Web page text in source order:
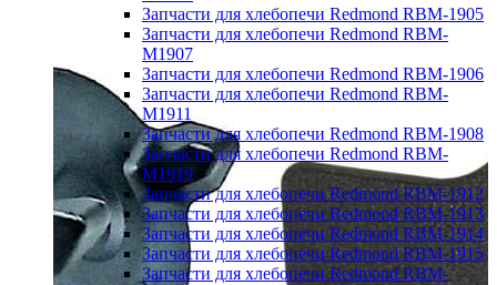
Запчасти для хлебопечи Redmond RBM-1905
Запчасти для хлебопечи Redmond RBM-
M1907
Запчасти для хлебопечи Redmond RBM-1906
Запчасти для хлебопечи Redmond RBM-
M1911
Запчасти для хлебопечи Redmond RBM-1908
Запчасти для хлебопечи Redmond RBM-
M1919
Запчасти для хлебопечи Redmond RBM-1912
Запчасти для хлебопечи Redmond RBM-1913
Запчасти для хлебопечи Redmond RBM-1914
Запчасти для хлебопечи Redmond RBM-1915
Запчасти для хлебопечи Redmond RBM-